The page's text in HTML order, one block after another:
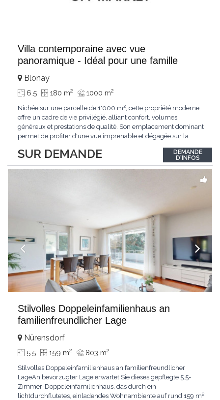
Villa contemporaine avec vue
panoramique - Idéal pour une famille
SUR DEMANDE
Blonay
6.5 180 m2 1000 m2
Nichée sur une parcelle de 1'000 m², cette propriété moderne
offre un cadre de vie privilégié, alliant confort, volumes
généreux et prestations de qualité. Son emplacement dominant
permet de profiter d'une vue imprenable et dégagée sur la
excavé, cette villa propose une surface habitable utile de plus
de 260 m², soigneusement...
DEMANDE
D'INFOS
Stilvolles Doppeleinfamilienhaus an
familienfreundlicher Lage
Nürensdorf
5.5 159 m2 803 m2
Stilvolles Doppeleinfamilienhaus an familienfreundlicher
LageAn bevorzugter Lage erwartet Sie dieses gepflegte 5.5-
Zimmer-Doppeleinfamilienhaus, das durch ein
lichtdurchflutetes, einladendes Wohnambiente auf rund 159 m²